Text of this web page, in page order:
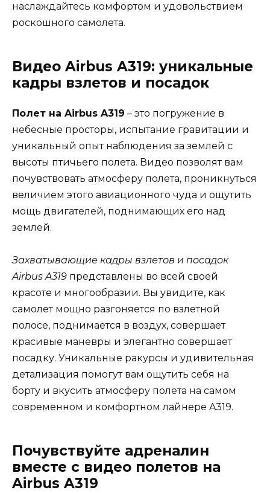
наслаждайтесь комфортом и удовольствием
роскошного самолета.
Видео Airbus A319: уникальные
кадры взлетов и посадок
Полет на Airbus A319 – это погружение в
небесные просторы, испытание гравитации и
уникальный опыт наблюдения за землей с
высоты птичьего полета. Видео позволят вам
почувствовать атмосферу полета, проникнуться
величием этого авиационного чуда и ощутить
мощь двигателей, поднимающих его над
землей.
Захватывающие кадры взлетов и посадок
Airbus A319 представлены во всей своей
красоте и многообразии. Вы увидите, как
самолет мощно разгоняется по взлетной
полосе, поднимается в воздух, совершает
красивые маневры и элегантно совершает
посадку. Уникальные ракурсы и удивительная
детализация помогут вам ощутить себя на
борту и вкусить атмосферу полета на самом
современном и комфортном лайнере A319.
Почувствуйте адреналин
вместе с видео полетов на
Airbus A319